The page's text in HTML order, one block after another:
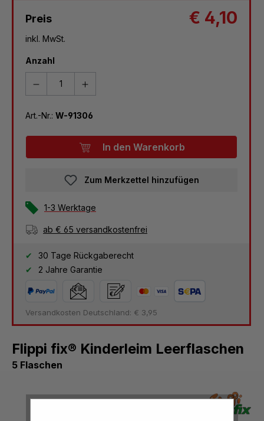
Preis € 4,10
inkl. MwSt.
Anzahl
Art.-Nr.: W-91306
In den Warenkorb
Zum Merkzettel hinzufügen
1-3 Werktage
ab € 65 versandkostenfrei
30 Tage Rückgaberecht
2 Jahre Garantie
Versandkosten Deutschland: € 3,95
Flippi fix® Kinderleim Leerflaschen
5 Flaschen